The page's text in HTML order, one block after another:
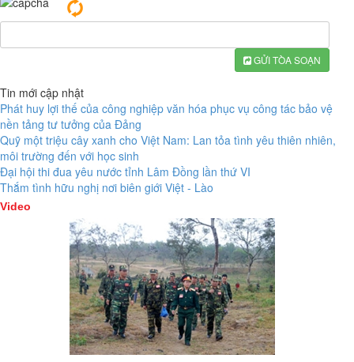
GỬI TÒA SOẠN
Tin mới cập nhật
Phát huy lợi thế của công nghiệp văn hóa phục vụ công tác bảo vệ
nền tảng tư tưởng của Đảng
Quỹ một triệu cây xanh cho Việt Nam: Lan tỏa tình yêu thiên nhiên,
môi trường đến với học sinh
Đại hội thi đua yêu nước tỉnh Lâm Đồng lần thứ VI
Thắm tình hữu nghị nơi biên giới Việt - Lào
Video